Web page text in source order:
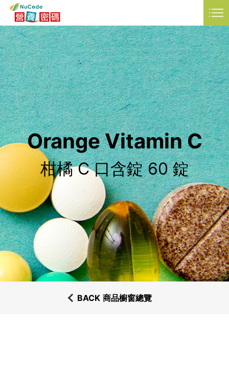
Orange Vitamin C
柑橘 C 口含錠 60 錠
BACK 商品櫥窗總覽